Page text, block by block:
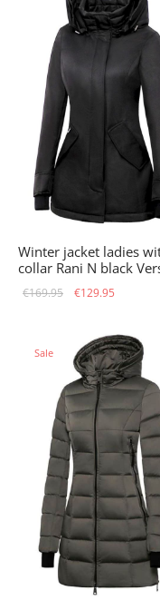
Winter jacket ladies
collar Rani N black
€169.95
Original
was:
€169.95.
€129.95
Sale